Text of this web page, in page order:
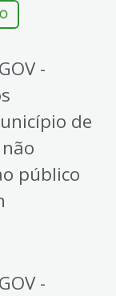
-
de
público
-